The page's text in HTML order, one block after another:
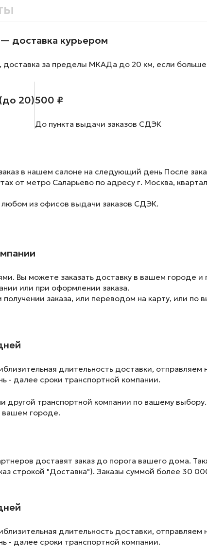
доставка курьером
за пределы МКАДа до 20 км, если
20)500 ₽
До пункта выдачи заказов СДЭК
в нашем салоне на следующий день После
от метро Саларьево по адресу г. Москва,
любом из офисов выдачи заказов СДЭК.
Вы можете заказать доставку в вашем городе и
или при оформлении заказа.
заказа, или переводом на карту, или
длительность доставки,
- далее сроки транспортной компании.
другой транспортной компании по вашему
вашем городе.
доставят заказ до порога вашего дома.
строкой "Доставка"). Заказы суммой более 30
длительность доставки,
- далее сроки транспортной компании.